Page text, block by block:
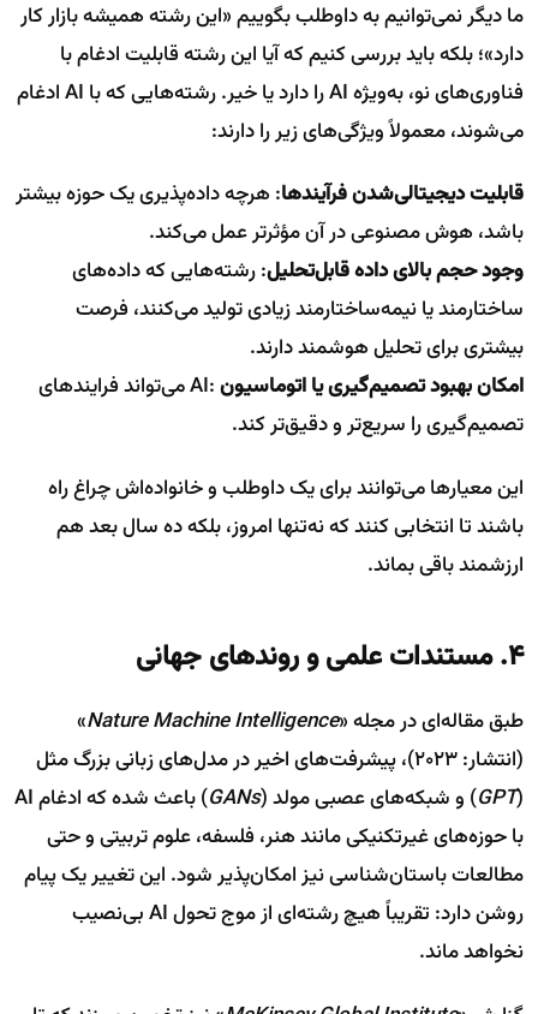
ما دیگر نمی‌توانیم به داوطلب بگوییم «این رشته همیشه بازار کار
دارد»؛ بلکه باید بررسی کنیم که آیا این رشته قابلیت ادغام با
فناوری‌های نو، به‌ویژه AI را دارد یا خیر. رشته‌هایی که با AI ادغام
می‌شوند، معمولاً ویژگی‌های زیر را دارند:
قابلیت دیجیتالی‌شدن فرآیندها: هرچه داده‌پذیری یک حوزه بیشتر
باشد، هوش مصنوعی در آن مؤثرتر عمل می‌کند.
وجود حجم بالای داده قابل‌تحلیل: رشته‌هایی که داده‌های
ساختارمند یا نیمه‌ساختارمند زیادی تولید می‌کنند، فرصت
بیشتری برای تحلیل هوشمند دارند.
امکان بهبود تصمیم‌گیری یا اتوماسیون
:AI می‌تواند فرایندهای
تصمیم‌گیری را سریع‌تر و دقیق‌تر کند.
این معیارها می‌توانند برای یک داوطلب و خانواده‌اش چراغ راه
باشند تا انتخابی کنند که نه‌تنها امروز، بلکه ده سال بعد هم
ارزشمند باقی بماند.
۴. مستندات علمی و روندهای جهانی
طبق مقاله‌ای در مجله «Nature Machine Intelligence
»
(انتشار: ۲۰۲۳)، پیشرفت‌های اخیر در مدل‌های زبانی بزرگ مثل
(
GPT) و شبکه‌های عصبی مولد (GANs
) باعث شده که ادغام AI
با حوزه‌های غیرتکنیکی مانند هنر، فلسفه، علوم تربیتی و حتی
مطالعات باستان‌شناسی نیز امکان‌پذیر شود. این تغییر یک پیام
روشن دارد: تقریباً هیچ رشته‌ای از موج تحول AI بی‌نصیب
نخواهد ماند.